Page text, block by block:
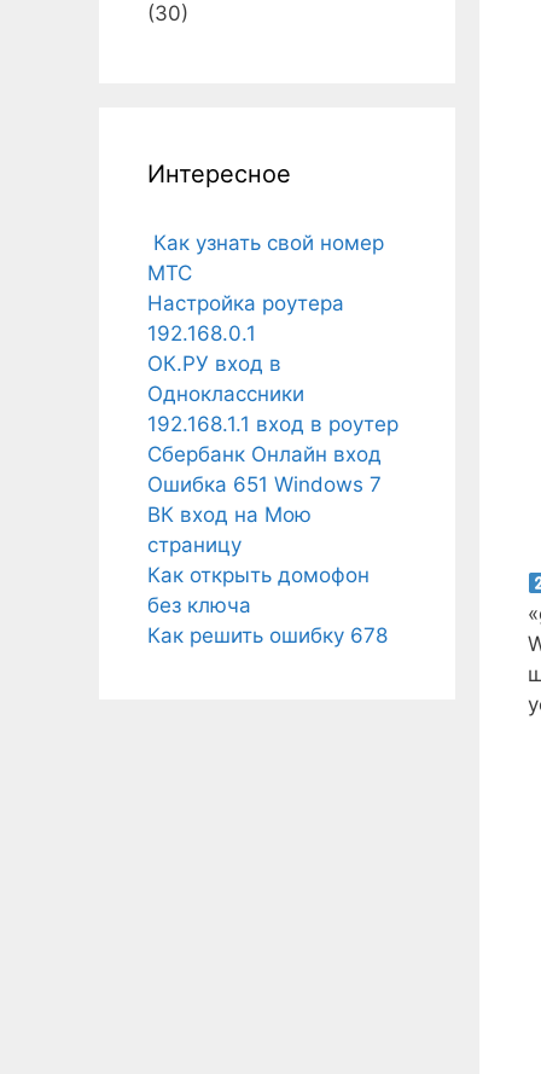
(30)
Интересное
Как узнать свой номер
МТС
Настройка роутера
192.168.0.1
ОК.РУ вход в
Одноклассники
192.168.1.1 вход в роутер
Сбербанк Онлайн вход
Ошибка 651 Windows 7
ВК вход на Мою
страницу
Как открыть домофон
без ключа
Как решить ошибку 678